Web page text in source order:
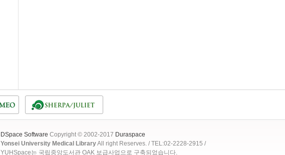
DSpace Software Copyright © 2002-2017 Duraspace
Yonsei University Medical LibraryAll right Reserves. / TEL:02-2228-2915 /
YUHSpace는 국립중앙도서관 OAK 보급사업으로 구축되었습니다.